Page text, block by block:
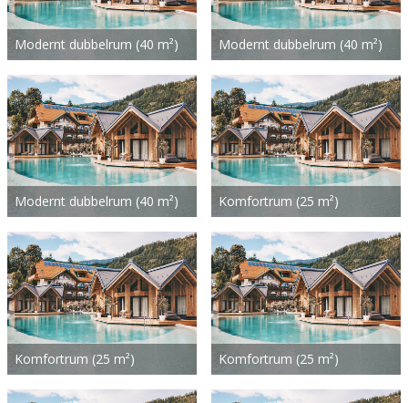
Modernt dubbelrum (40 m²) Modernt dubbelrum (40 m²)
Modernt dubbelrum (40 m²) Komfortrum (25 m²)
Komfortrum (25 m²) Komfortrum (25 m²)